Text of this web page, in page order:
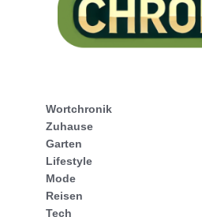
Wortchronik
Zuhause
Garten
Lifestyle
Mode
Reisen
Tech